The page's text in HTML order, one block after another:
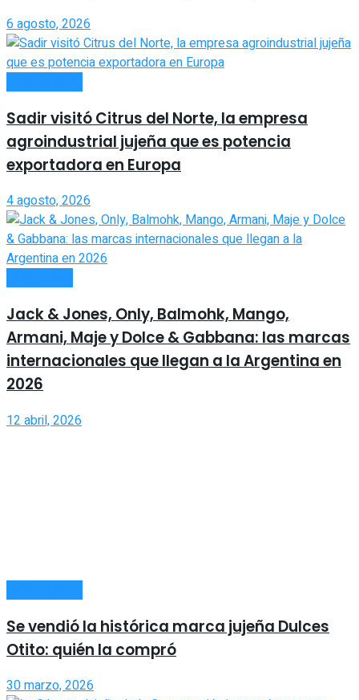
6 agosto, 2026
Sadir visitó Citrus del Norte, la empresa
agroindustrial jujeña que es potencia
exportadora en Europa
4 agosto, 2026
Jack & Jones, Only, Balmohk, Mango,
Armani, Maje y Dolce & Gabbana: las marcas
internacionales que llegan a la Argentina en
2026
12 abril, 2026
Se vendió la histórica marca jujeña Dulces
Otito: quién la compró
30 marzo, 2026